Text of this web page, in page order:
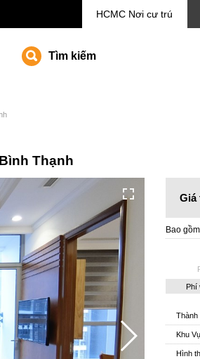
HCMC Nơi cư trú
Tìm kiếm
Thạnh
Giá
Bao gồm
Phí
Thành
Khu
Hình